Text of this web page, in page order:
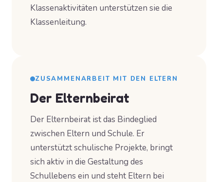
Klassenaktivitäten unterstützen sie die
Klassenleitung.
ZUSAMMENARBEIT MIT DEN ELTERN
Der Elternbeirat
Der Elternbeirat ist das Bindeglied
zwischen Eltern und Schule. Er
unterstützt schulische Projekte, bringt
sich aktiv in die Gestaltung des
Schullebens ein und steht Eltern bei